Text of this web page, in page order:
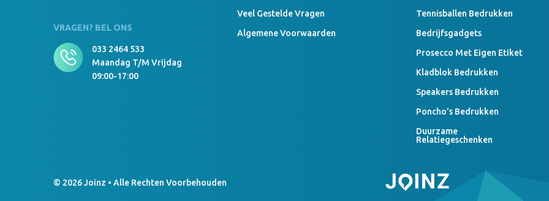
VRAGEN? BEL ONS
033 2464 533
Maandag T/m Vrijdag
09:00-17:00
Veel Gestelde Vragen
Algemene Voorwaarden
Tennisballen Bedrukken
Bedrijfsgadgets
Prosecco Met Eigen Etiket
Kladblok Bedrukken
Speakers Bedrukken
Poncho's Bedrukken
Duurzame
Relatiegeschenken
© 2026 Joinz • Alle Rechten Voorbehouden